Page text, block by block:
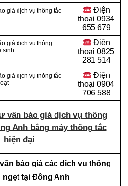
giá dịch vụ thông tắc
Điện
thoại 0934
655 679
giá dịch vụ thông
sinh
Điện
thoại 0825
281 514
giá dịch vụ thông tắc
Điện
thoại 0904
706 588
vấn báo giá dịch vụ thông
Anh bằng máy thông tắc
hiện đại
báo giá các dịch vụ thông
ngẹt tại Đông Anh